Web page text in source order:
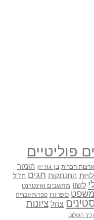
פוליטיים
ארצות הברית בן גוריון הומור
התנתקות חגים חז"ל
לשון מחשבים ואינטרנט
ספרות ספרות עברית
צהל ציונות
השלום